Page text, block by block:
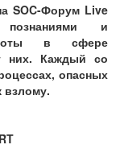
SOC-Форум Live
и
в сфере
них. Каждый со
опасных
взлому.